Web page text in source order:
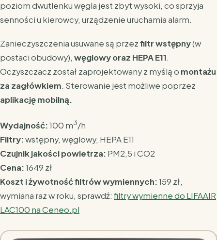
poziom dwutlenku węgla jest zbyt wysoki, co sprzyja
senności u kierowcy, urządzenie uruchamia alarm.
Zanieczyszczenia usuwane są przezfiltr wstępny(w
postaci obudowy), węglowy oraz HEPA E11.
Oczyszczacz został zaprojektowany z myślą o montażu
za zagłówkiem. Sterowanie jest możliwe poprzez
aplikację mobilną.
Wydajność:100 m3/h
Filtry:wstępny, węglowy, HEPA E11
Czujnik jakości powietrza: PM2,5 i CO2
Cena:1649 zł
Koszt i żywotność filtrów wymiennych:159 zł,
wymiana raz w roku, sprawdź: filtry wymienne do LIFAAIR
LAC100 naCeneo.pl